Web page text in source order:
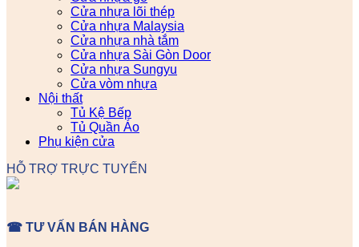
Cửa nhựa lõi thép
Cửa nhựa Malaysia
Cửa nhựa nhà tắm
Cửa nhựa Sài Gòn Door
Cửa nhựa Sungyu
Cửa vòm nhựa
Nội thất
Tủ Kệ Bếp
Tủ Quần Áo
Phụ kiện cửa
HỖ TRỢ TRỰC TUYẾN
☎ TƯ VẤN BÁN HÀNG